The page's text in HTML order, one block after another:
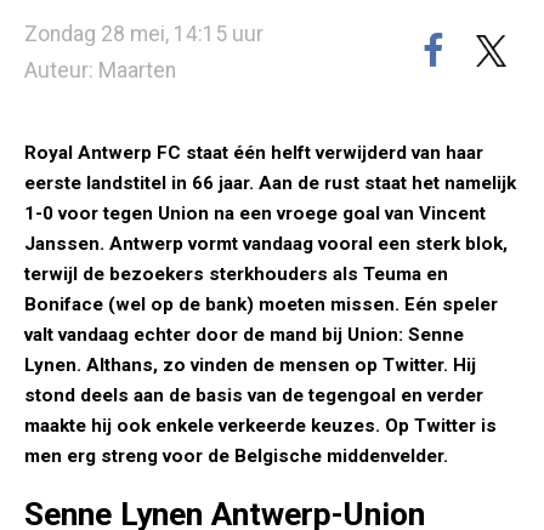
Zondag 28 mei, 14:15 uur
Auteur: Maarten
Royal Antwerp FC staat één helft verwijderd van haar
eerste landstitel in 66 jaar. Aan de rust staat het namelijk
1-0 voor tegen Union na een vroege goal van Vincent
Janssen. Antwerp vormt vandaag vooral een sterk blok,
terwijl de bezoekers sterkhouders als Teuma en
Boniface (wel op de bank) moeten missen. Eén speler
valt vandaag echter door de mand bij Union: Senne
Lynen. Althans, zo vinden de mensen op Twitter. Hij
stond deels aan de basis van de tegengoal en verder
maakte hij ook enkele verkeerde keuzes. Op Twitter is
men erg streng voor de Belgische middenvelder.
Senne Lynen Antwerp-Union